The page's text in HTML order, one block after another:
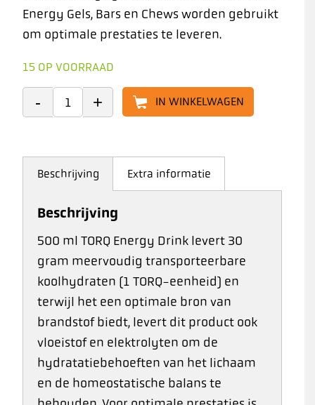
Energy Gels, Bars en Chews worden gebruikt
om optimale prestaties te leveren.
15 OP VOORRAAD
IN WINKELWAGEN
Beschrijving Extra informatie
Beschrijving
500 ml TORQ Energy Drink levert 30
gram meervoudig transporteerbare
koolhydraten (1 TORQ-eenheid) en
terwijl het een optimale bron van
brandstof biedt, levert dit product ook
vloeistof en elektrolyten om de
hydratatiebehoeften van het lichaam
en de homeostatische balans te